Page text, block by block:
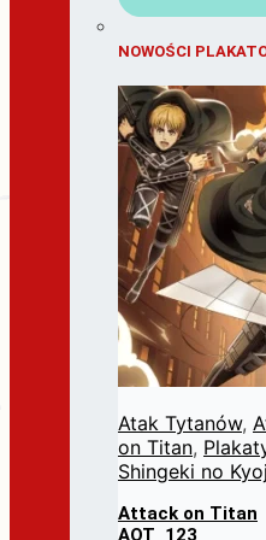
NOWOŚCI
Atak Tytanów,
on Titan,
Shingeki no
Attack on Titan
AOT_123